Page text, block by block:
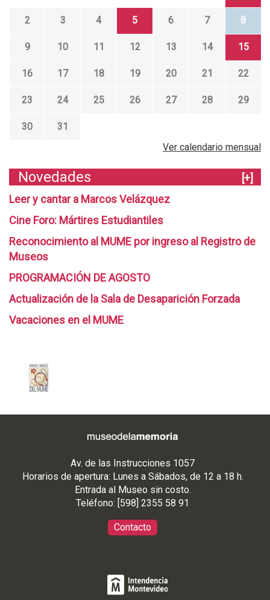
2 3 4 5 6 7 8
9 10 11 12 13 14 15
16 17 18 19 20 21 22
23 24 25 26 27 28 29
30
31
Ver calendario mensual
Novedades
[+]
Leer y cantar a Marcos Velázquez
Cine Foro: Mártires Estudiantiles
Reconocimiento al MUME por ingreso al Registro de
Museos
PROGRAMACIÓN DE AGOSTO
Actualización de la Sala de Desaparición Forzada
Vacaciones en el MUME
Av. de las Instrucciones 1057
Horarios de apertura: Lunes a Sábados, de 12 a 18 h.
Entrada al Museo sin costo.
Teléfono: [598] 2355 58 91
Contacto